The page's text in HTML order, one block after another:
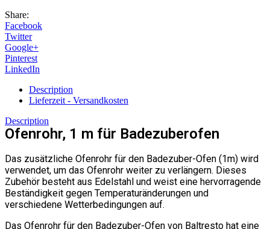
Share:
Facebook
Twitter
Google+
Pinterest
LinkedIn
Description
Lieferzeit - Versandkosten
Description
Ofenrohr, 1 m für Badezuberofen
Das zusätzliche Ofenrohr für den Badezuber-Ofen (1m) wird
verwendet, um das Ofenrohr weiter zu verlängern. Dieses
Zubehör besteht aus Edelstahl und weist eine hervorragende
Beständigkeit gegen Temperaturänderungen und
verschiedene Wetterbedingungen auf.
Das Ofenrohr für den Badezuber-Ofen von Baltresto hat eine